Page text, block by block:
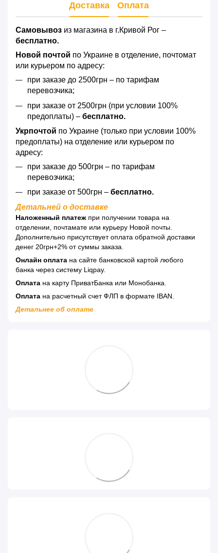
Доставка Оплата
Самовывоз из магазина в г.Кривой Рог –
бесплатно.
Новой почтой по Украине в отделение, почтомат
или курьером по адресу:
при заказе до 2500грн – по тарифам
перевозчика;
при заказе от 2500грн (при условии 100%
предоплаты) – бесплатно.
Укрпочтой по Украине (только при условии 100%
предоплаты) на отделение или курьером по
адресу:
при заказе до 500грн – по тарифам
перевозчика;
при заказе от 500грн – бесплатно.
Детальней о доставке
Наложенный платеж при получении товара на
отделении, почтамате или курьеру Новой почты.
Дополнительно присутствует оплата обратной доставки
денег 20грн+2% от суммы заказа.
Онлайн оплата на сайте банковской картой любого
банка через систему Liqpay.
Оплата на карту ПриватБанка или Монобанка.
Оплата на расчетный счет ФЛП в формате IBAN.
Детальнее об оплате